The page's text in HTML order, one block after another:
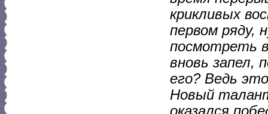
крикливых
первом ряду,
посмотреть
вновь запел,
его? Ведь
Новый